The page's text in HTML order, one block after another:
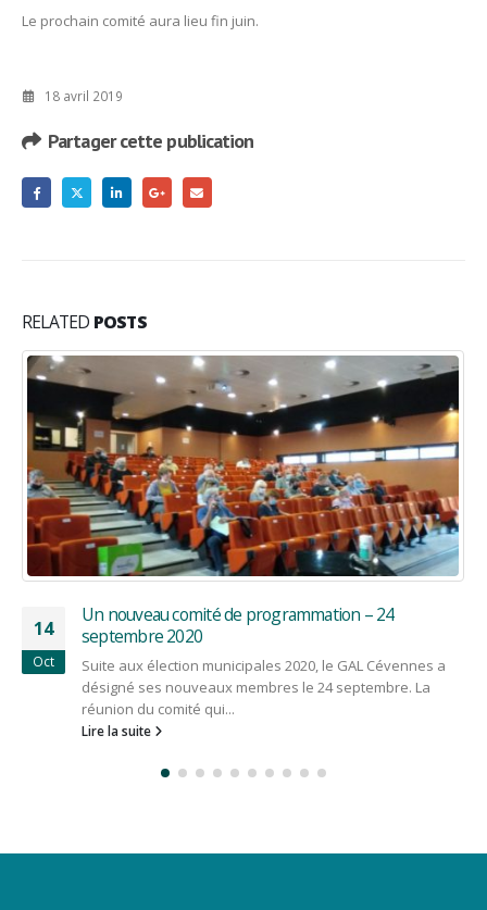
Le prochain comité aura lieu fin juin.
18 avril 2019
Partager cette publication
RELATED POSTS
19
Mai
Le GAL Cévennes a fêté le joli mois de l’Europe le 18
mai à Saint-Sébastien-d’Aigrefeuille
Pendant tout le mois de mai, des manifestations ont été
organisées dans le cadre du Joli Mois de l’Europe : une...
Lire la suite